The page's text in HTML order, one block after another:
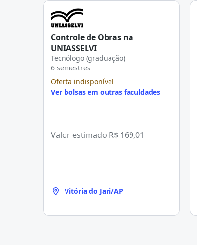
Controle de Obras na
UNIASSELVI
Tecnólogo (graduação)
6 semestres
Oferta indisponível
Ver bolsas em outras faculdades
Valor estimado R$ 169,01
Vitória do Jari/AP